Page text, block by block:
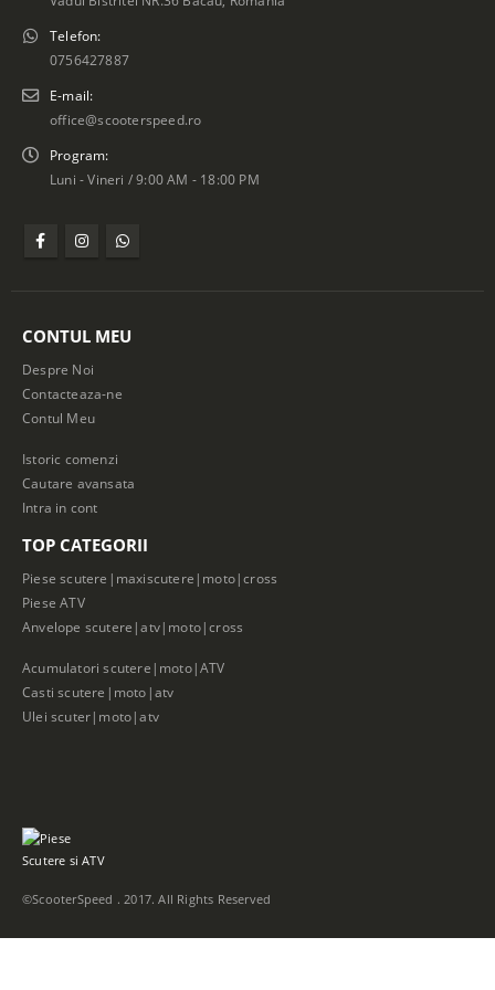
Telefon:
0756427887
E-mail:
office@scooterspeed.ro
Program:
Luni - Vineri / 9:00 AM - 18:00 PM
CONTUL MEU
Despre Noi
Contacteaza-ne
Contul Meu
Istoric comenzi
Cautare avansata
Intra in cont
TOP CATEGORII
Piese scutere|maxiscutere|moto|cross
Piese ATV
Anvelope scutere|atv|moto|cross
Acumulatori scutere|moto|ATV
Casti scutere|moto|atv
Ulei scuter|moto|atv
©ScooterSpeed . 2017. All Rights Reserved